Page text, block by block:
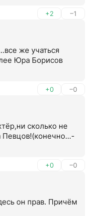
+2 –1
же учаться
Юра Борисов
+0 –0
сколько не
+0 –0
он прав. Причём